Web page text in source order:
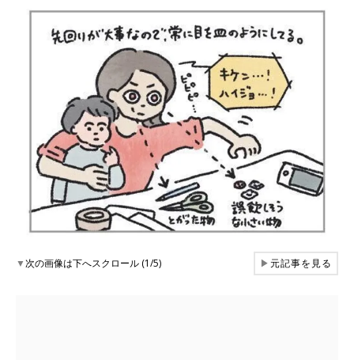
▼次の画像は下へスクロール (1/5) ▶元記事を見る